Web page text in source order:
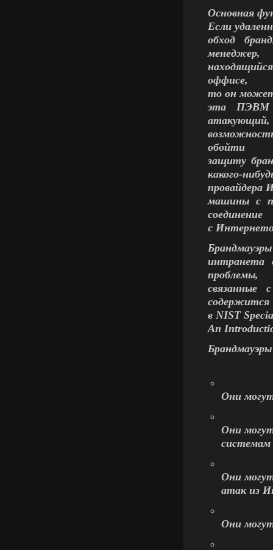
Основная
Если
обход
менеджер,
оффисе,
то он может
эта ПЭВМ
обойти
защиту
какого-
провайдера
машины с
соединение
с
интранета
проблемы,
связанные
содержится
в NIST
An
Они
Они
системам
Они
атак из
Они